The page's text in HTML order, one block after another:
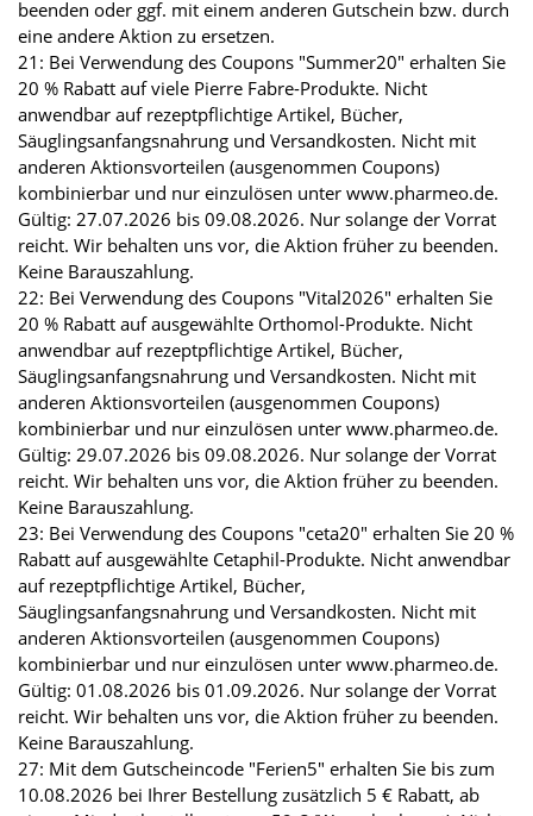
beenden oder ggf. mit einem anderen Gutschein bzw. durch
eine andere Aktion zu ersetzen.
21: Bei Verwendung des Coupons "Summer20" erhalten Sie
20 % Rabatt auf viele Pierre Fabre-Produkte. Nicht
anwendbar auf rezeptpflichtige Artikel, Bücher,
Säuglingsanfangsnahrung und Versandkosten. Nicht mit
anderen Aktionsvorteilen (ausgenommen Coupons)
kombinierbar und nur einzulösen unter www.pharmeo.de.
Gültig: 27.07.2026 bis 09.08.2026. Nur solange der Vorrat
reicht. Wir behalten uns vor, die Aktion früher zu beenden.
Keine Barauszahlung.
22: Bei Verwendung des Coupons "Vital2026" erhalten Sie
20 % Rabatt auf ausgewählte Orthomol-Produkte. Nicht
anwendbar auf rezeptpflichtige Artikel, Bücher,
Säuglingsanfangsnahrung und Versandkosten. Nicht mit
anderen Aktionsvorteilen (ausgenommen Coupons)
kombinierbar und nur einzulösen unter www.pharmeo.de.
Gültig: 29.07.2026 bis 09.08.2026. Nur solange der Vorrat
reicht. Wir behalten uns vor, die Aktion früher zu beenden.
Keine Barauszahlung.
23: Bei Verwendung des Coupons "ceta20" erhalten Sie 20 %
Rabatt auf ausgewählte Cetaphil-Produkte. Nicht anwendbar
auf rezeptpflichtige Artikel, Bücher,
Säuglingsanfangsnahrung und Versandkosten. Nicht mit
anderen Aktionsvorteilen (ausgenommen Coupons)
kombinierbar und nur einzulösen unter www.pharmeo.de.
Gültig: 01.08.2026 bis 01.09.2026. Nur solange der Vorrat
reicht. Wir behalten uns vor, die Aktion früher zu beenden.
Keine Barauszahlung.
27: Mit dem Gutscheincode "Ferien5" erhalten Sie bis zum
10.08.2026 bei Ihrer Bestellung zusätzlich 5 € Rabatt, ab